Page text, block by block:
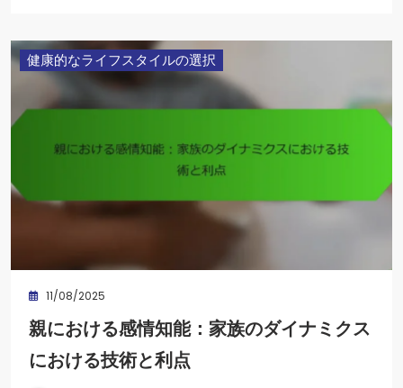
健康的なライフスタイルの選択
11/08/2025
親における感情知能：家族のダイナミクス
における技術と利点